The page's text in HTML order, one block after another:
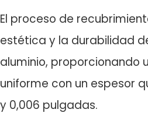
El proceso de
estética y la durabilidad
aluminio, proporcionando
uniforme con un espesor
y 0,006 pulgadas.